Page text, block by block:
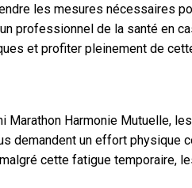
les mesures nécessaires
professionnel de la santé en
et profiter pleinement de
Marathon Harmonie Mutuelle,
demandent un effort
cette fatigue temporaire,